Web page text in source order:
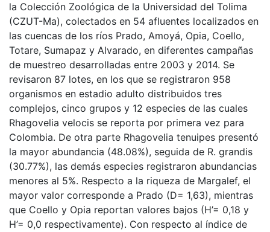
la Colección Zoológica de la Universidad del Tolima
(CZUT-Ma), colectados en 54 afluentes localizados en
las cuencas de los ríos Prado, Amoyá, Opia, Coello,
Totare, Sumapaz y Alvarado, en diferentes campañas
de muestreo desarrolladas entre 2003 y 2014. Se
revisaron 87 lotes, en los que se registraron 958
organismos en estadio adulto distribuidos tres
complejos, cinco grupos y 12 especies de las cuales
Rhagovelia velocis se reporta por primera vez para
Colombia. De otra parte Rhagovelia tenuipes presentó
la mayor abundancia (48.08%), seguida de R. grandis
(30.77%), las demás especies registraron abundancias
menores al 5%. Respecto a la riqueza de Margalef, el
mayor valor corresponde a Prado (D= 1,63), mientras
que Coello y Opia reportan valores bajos (H’= 0,18 y
H’= 0,0 respectivamente). Con respecto al índice de